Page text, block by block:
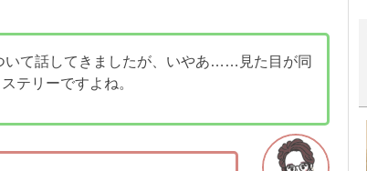
いて話してきましたが、いやあ……見た目が同
テリーですよね。